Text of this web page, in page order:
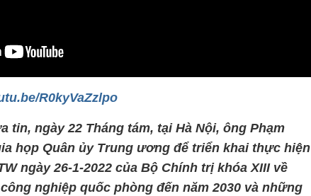
R0kyVaZzlpo
tin, ngày 22 Tháng tám, tại Hà Nội, ông Phạm
họp Quân ủy Trung ương để triển khai thực hiện
ngày 26-1-2022 của Bộ Chính trị khóa XIII về
nghiệp quốc phòng đến năm 2030 và những